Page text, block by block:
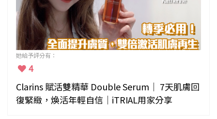
她給予評分有：
4
Clarins 賦活雙精華 Double Serum｜ 7天肌膚回
復緊緻，煥活年輕自信｜iTRIAL用家分享